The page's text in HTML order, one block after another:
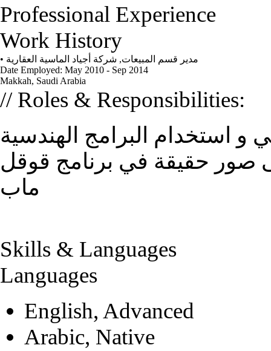
Professional Experience
Work History
• مدير قسم المبيعات, شركة أجياد الماسية العقارية
Date Employed: May 2010 - Sep 2014
Makkah, Saudi Arabia
// Roles & Responsibilities:
و استخدام البرامج الهندسية
صور حقيقة في برنامج قوقل
ماب
Skills & Languages
Languages
English, Advanced
Arabic, Native